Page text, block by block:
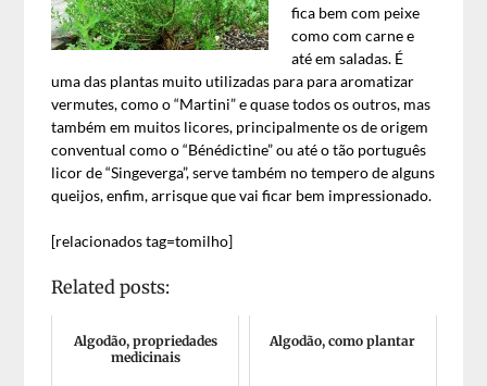
fica bem com peixe
como com carne e
até em saladas. É
uma das plantas muito utilizadas para para aromatizar
vermutes, como o “Martini” e quase todos os outros, mas
também em muitos licores, principalmente os de origem
conventual como o “Bénédictine” ou até o tão português
licor de “Singeverga”, serve também no tempero de alguns
queijos, enfim, arrisque que vai ficar bem impressionado.
[relacionados tag=tomilho]
Related posts:
Algodão, propriedades
medicinais
Algodão, como plantar